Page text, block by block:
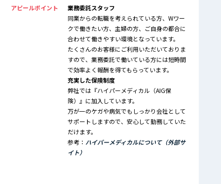
アピールポイント
業務委託スタッフ
同業からの転職を考えられている方、Wワー
クで働きたい方、主婦の方、ご自身の都合に
合わせて働きやすい環境となっています。
たくさんのお客様にご利用いただいておりま
すので、業務委託で働いている方には短時間
で効率よく報酬を得てもらっています。
充実した保険制度
弊社では『ハイパーメディカル（AIG保
険）』に加入しています。
万が一のケガや病気でもしっかり会社として
サポートしますので、安心して勤務していた
だけます。
参考： ハイパーメディカルについて（外部サ
イト）